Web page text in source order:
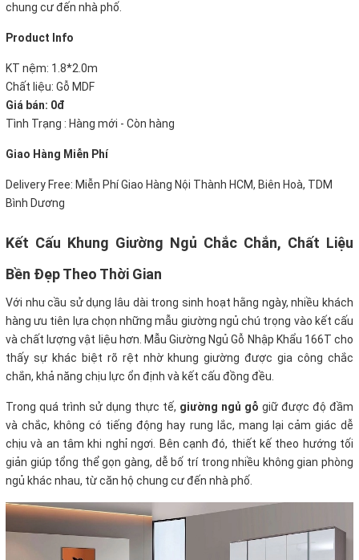
chung cư đến nhà phố.
Product Info
KT nệm: 1.8*2.0m
Chất liệu: Gỗ MDF
Giá bán: 0đ
Tình Trạng : Hàng mới - Còn hàng
Giao Hàng Miễn Phí
Delivery Free: Miễn Phí Giao Hàng Nội Thành HCM, Biên Hoà, TDM
Bình Dương
Kết Cấu Khung Giường Ngủ Chắc Chắn, Chất Liệu
Bền Đẹp Theo Thời Gian
Với nhu cầu sử dụng lâu dài trong sinh hoạt hằng ngày, nhiều khách
hàng ưu tiên lựa chọn những mẫu giường ngủ chú trọng vào kết cấu
và chất lượng vật liệu hơn. Mẫu Giường Ngủ Gỗ Nhập Khẩu 166T cho
thấy sự khác biệt rõ rệt nhờ khung giường được gia công chắc
chắn, khả năng chịu lực ổn định và kết cấu đồng đều.
Trong quá trình sử dụng thực tế, giường ngủ gỗ giữ được độ đầm
và chắc, không có tiếng động hay rung lắc, mang lại cảm giác dễ
chịu và an tâm khi nghỉ ngơi. Bên cạnh đó, thiết kế theo hướng tối
giản giúp tổng thể gọn gàng, dễ bố trí trong nhiều không gian phòng
ngủ khác nhau, từ căn hộ chung cư đến nhà phố.